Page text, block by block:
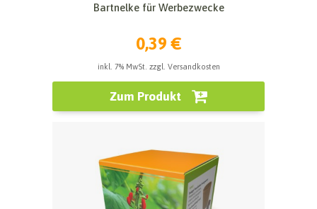
Bartnelke für Werbezwecke
0,39 €
inkl. 7% MwSt. zzgl. Versandkosten
Zum Produkt